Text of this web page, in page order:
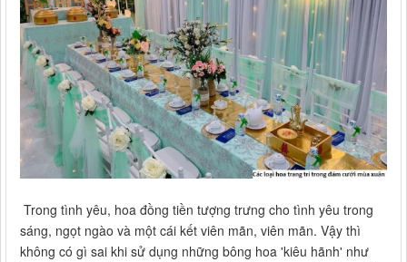
Trong tình yêu, hoa đồng tiền tượng trưng cho tình yêu trong
sáng, ngọt ngào và một cái kết viên mãn, viên mãn. Vậy thì
không có gì sai khi sử dụng những bông hoa 'kiêu hãnh' như